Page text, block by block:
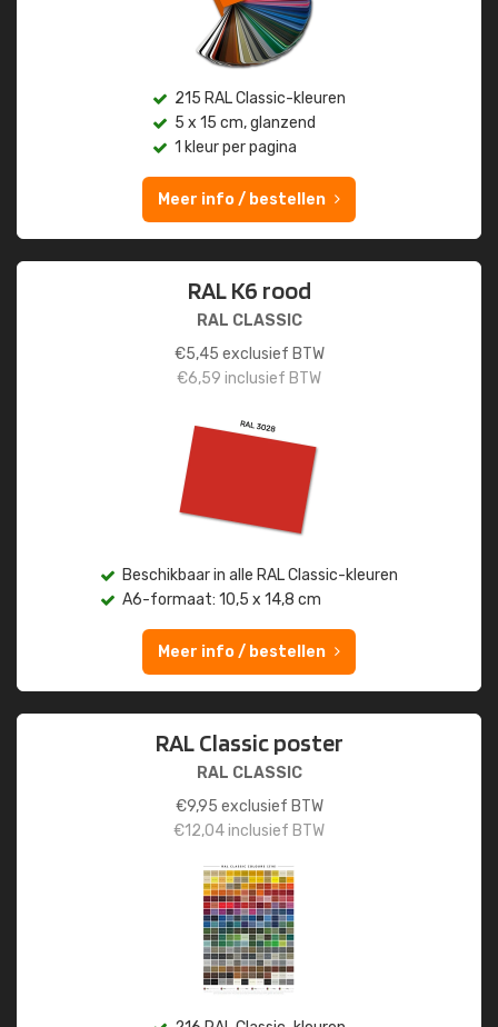
215 RAL Classic-kleuren
5 x 15 cm, glanzend
1 kleur per pagina
Meer info / bestellen
RAL K6 rood
RAL CLASSIC
€5,45 exclusief BTW
€6,59 inclusief BTW
Beschikbaar in alle RAL Classic-kleuren
A6-formaat: 10,5 x 14,8 cm
Meer info / bestellen
RAL Classic poster
RAL CLASSIC
€9,95 exclusief BTW
€12,04inclusief BTW